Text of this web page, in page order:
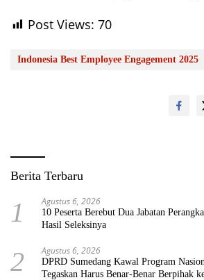
Post Views: 70
Indonesia Best Employee Engagement 2025
Berita Terbaru
1 Agustus 6, 2026
10 Peserta Berebut Dua Jabatan
Hasil Seleksinya
2 Agustus 6, 2026
DPRD Sumedang Kawal Program
Tegaskan Harus Benar-Benar Berpihak